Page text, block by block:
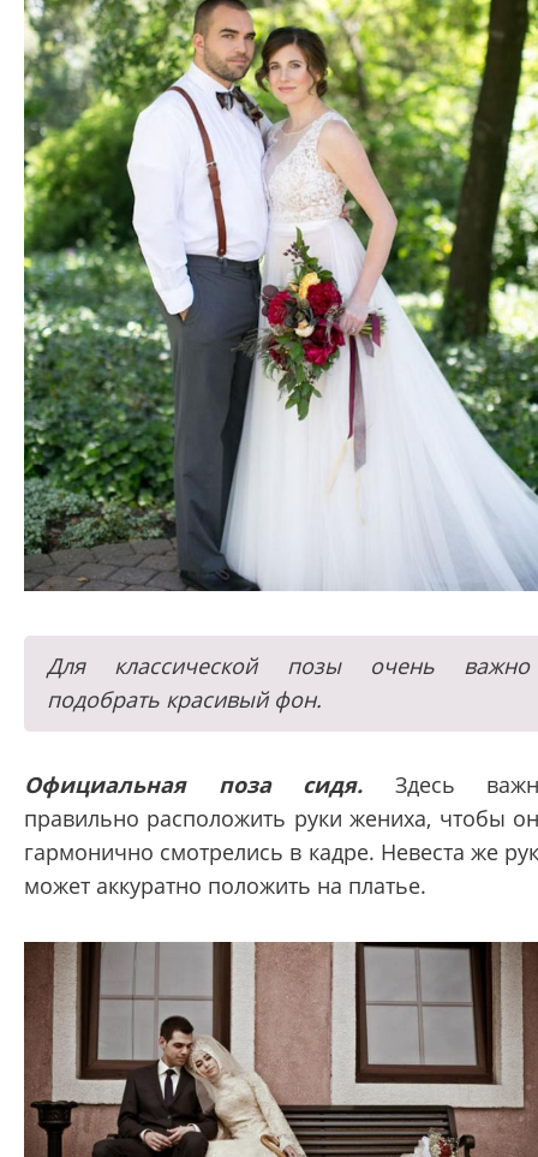
Для классической позы очень важно
подобрать красивый фон.
Официальная поза сидя. Здесь
правильно расположить руки жениха, чтобы
гармонично смотрелись в кадре. Невеста же
может аккуратно положить на платье.